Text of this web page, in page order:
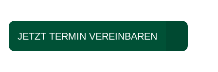
JETZT TERMIN VEREINBAREN